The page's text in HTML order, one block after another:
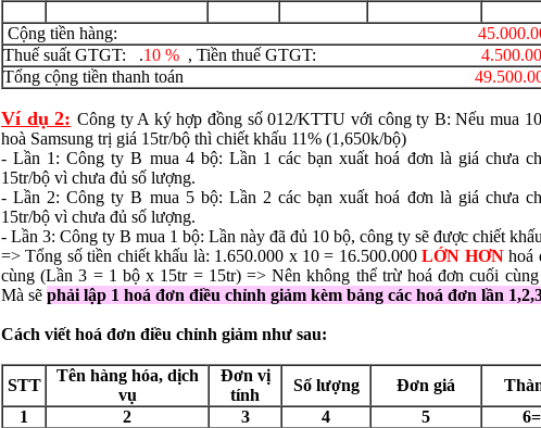
Cộng tiền hàng:
Thuế suất GTGT: .10 % , Tiền thuế GTGT:
Tổng cộng tiền thanh toán
Ví dụ 2: Công ty A ký hợp đồng số 012/KTTU với công ty B: Nếu mua
hoà Samsung trị giá 15tr/bộ thì chiết khấu 11% (1,650k/bộ)
- Lần 1: Công ty B mua 4 bộ: Lần 1 các bạn xuất hoá đơn là giá chưa
15tr/bộ vì chưa đủ số lượng.
- Lần 2: Công ty B mua 5 bộ: Lần 2 các bạn xuất hoá đơn là giá chưa
15tr/bộ vì chưa đủ số lượng.
- Lần 3: Công ty B mua 1 bộ: Lần này đã đủ 10 bộ, công ty sẽ được chiết
=> Tổng số tiền chiết khấu là: 1.650.000 x 10 = 16.500.000LỚN HƠNhoá
cùng (Lần 3 = 1 bộ x 15tr = 15tr) => Nên không thể trừ hoá đơn cuối
Mà sẽ phải lập 1 hoá đơn điều chỉnh giảm kèm bảng các hoá đơn lần
Cách viết hoá đơn điều chỉnh giảm như sau:
STT
Tên hàng hóa, dịch
vụ
Đơn vị
tính
Số lượng Đơn giá
1
2 3 4 5
Họ và tên*
Mã capcha*
Lưu ý: Những ô dấu(*)là bắt buộc !
Gửi